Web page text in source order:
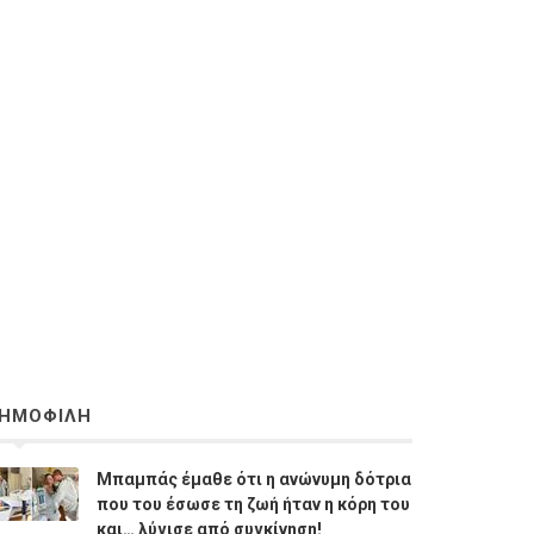
Μπαμπάς έμαθε ότι η ανώνυμη δότρια
που του έσωσε τη ζωή ήταν η κόρη του
και… λύγισε από συγκίνηση!